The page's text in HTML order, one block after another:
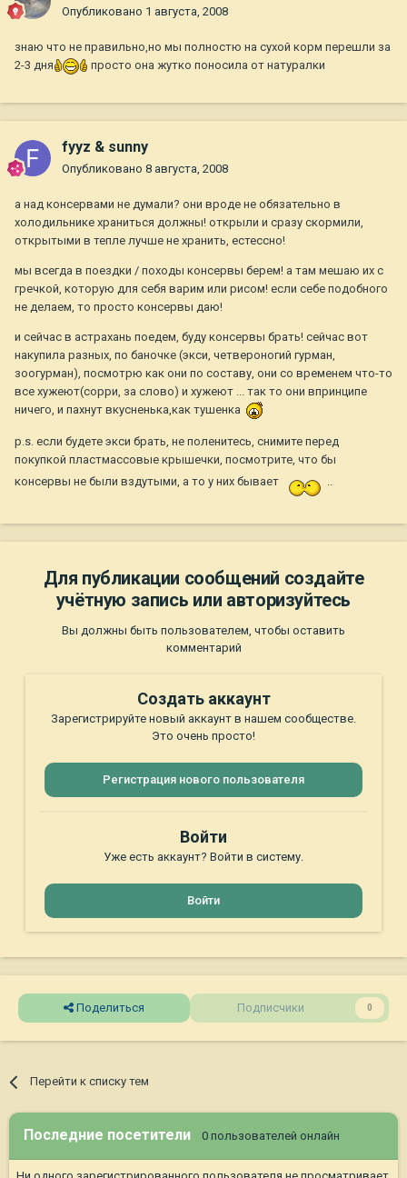
Опубликовано 1 августа, 2008
знаю что не правильно,но мы полностю на сухой корм перешли за
2-3 дня
просто она жутко поносила от натуралки
fyyz & sunny
Опубликовано 8 августа, 2008
а над консервами не думали? они вроде не обязательно в
холодильнике храниться должны! открыли и сразу скормили,
открытыми в тепле лучше не хранить, естессно!
мы всегда в поездки / походы консервы берем! а там мешаю их с
гречкой, которую для себя варим или рисом! если себе подобного
не делаем, то просто консервы даю!
и сейчас в астрахань поедем, буду консервы брать! сейчас вот
накупила разных, по баночке (экси, четвероногий гурман,
зоогурман), посмотрю как они по составу, они со временем что-то
все хужеют(сорри, за слово) и хужеют ... так то они впринципе
ничего, и пахнут вкусненька,как тушенка
p.s. если будете экси брать, не поленитесь, снимите перед
покупкой пластмассовые крышечки, посмотрите, что бы
консервы не были вздутыми, а то у них бывает
..
Для публикации сообщений создайте
учётную запись или авторизуйтесь
Вы должны быть пользователем, чтобы оставить
комментарий
Создать аккаунт
Зарегистрируйте новый аккаунт в нашем сообществе.
Это очень просто!
Регистрация нового пользователя
Войти
Уже есть аккаунт? Войти в систему.
Войти
Поделиться Подписчики 0
Перейти к списку тем
Последние посетители 0 пользователей онлайн